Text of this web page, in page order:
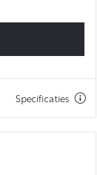
Specificaties